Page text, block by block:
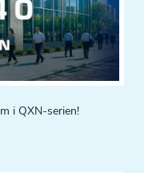
i QXN-serien!